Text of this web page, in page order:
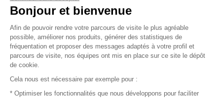
Vendez vos produits
Plan du site
© 2016 –Organisation SAFI
Bonjour et bienvenue
Afin de pouvoir rendre votre parcours de visite le plus agréable
possible, améliorer nos produits, générer des statistiques de
fréquentation et proposer des messages adaptés à votre profil et
parcours de visite, nos équipes ont mis en place sur ce site le dépôt
de cookie.
Cela nous est nécessaire par exemple pour :
* Optimiser les fonctionnalités que nous développons pour faciliter